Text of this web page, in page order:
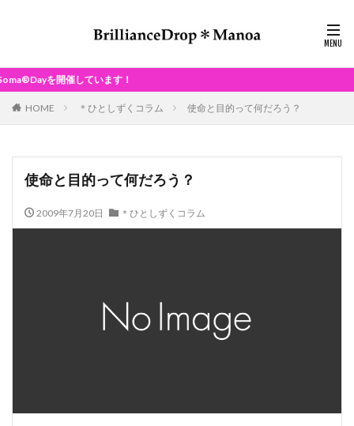
催しています！
HOME ＊ひとしずくコラム 使命と目的って何だろう？
使命と目的って何だろう？
2009年7月20日 ＊ひとしずくコラム